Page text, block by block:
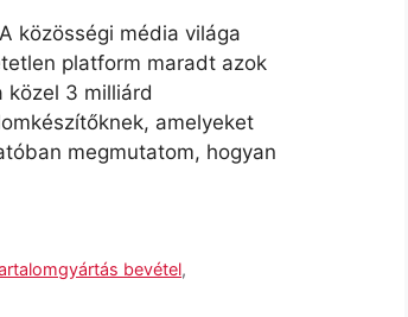
közösségi média világa
platform maradt azok
közel 3 milliárd
amelyeket
megmutatom, hogyan
bevétel,